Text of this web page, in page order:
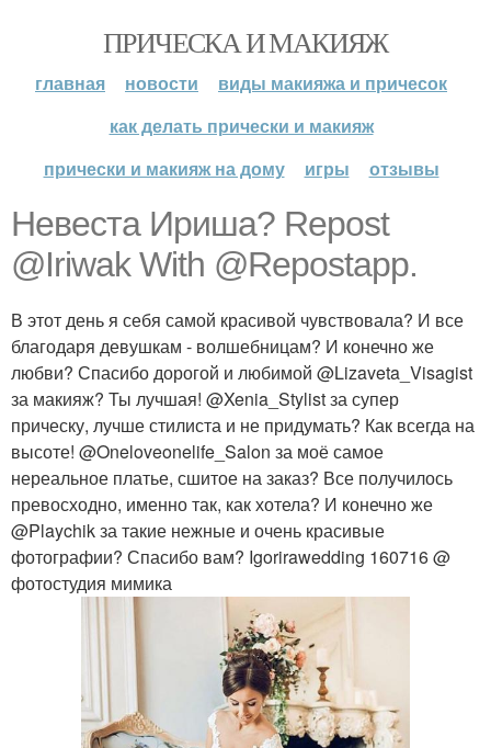
ПРИЧЕСКА И МАКИЯЖ
главная новости
виды макияжа и причесок
как делать прически и макияж
прически и макияж на дому
игры отзывы
Невеста Ириша? Repost
@Iriwak With @Repostapp.
В этот день я себя самой красивой чувствовала? И все
благодаря девушкам - волшебницам? И конечно же
любви? Спасибо дорогой и любимой @Lizaveta_Visagist
за макияж? Ты лучшая! @Xenia_Stylist за супер
прическу, лучше стилиста и не придумать? Как всегда на
высоте! @Oneloveonelife_Salon за моё самое
нереальное платье, сшитое на заказ? Все получилось
превосходно, именно так, как хотела? И конечно же
@Playchik за такие нежные и очень красивые
фотографии? Спасибо вам? Igorirawedding 160716 @
фотостудия мимика